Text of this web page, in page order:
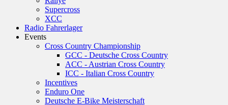
Supercross
XCC
Radio Fahrerlager
Events
Cross Country Championship
GCC - Deutsche Cross Country
ACC - Austrian Cross Country
ICC - Italian Cross Country
Incentives
Enduro One
Deutsche E-Bike Meisterschaft